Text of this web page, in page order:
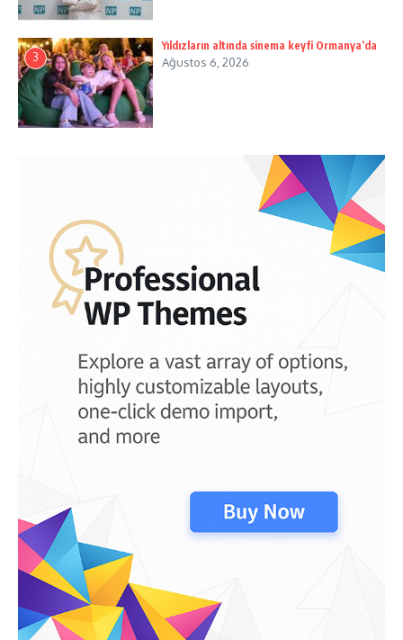
3
Yıldızların altında sinema keyfi Ormanya’da
Ağustos 6, 2026